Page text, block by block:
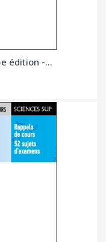
édition -...